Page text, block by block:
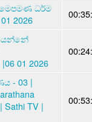
මෙපමණ ධර්ම
2026
|06 01 2026
- 03 |
Sathi TV |